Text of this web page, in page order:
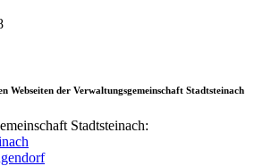
Webseiten der Verwaltungsgemeinschaft Stadtsteinach
Stadtsteinach: